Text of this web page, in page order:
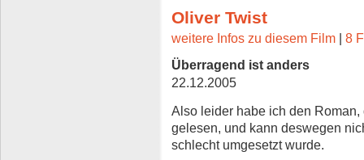
Oliver Twist
weitere Infos zu diesem Film | 8
Überragend ist anders
22.12.2005
Also leider habe ich den
gelesen, und kann deswegen
schlecht umgesetzt wurde.